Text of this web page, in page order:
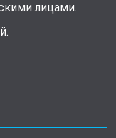
лицами.